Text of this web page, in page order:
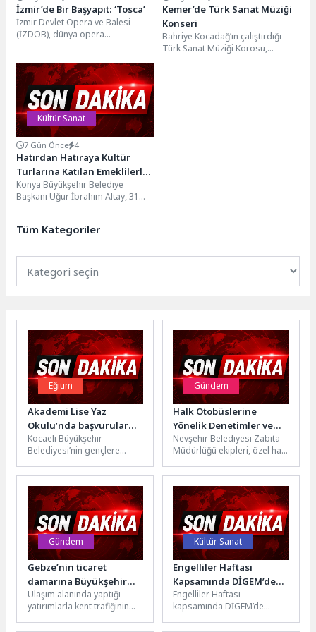
İzmir’de Bir Başyapıt: ‘Tosca’
İzmir Devlet Opera ve Balesi
(İZDOB), dünya opera
Kemer’de Türk Sanat Müziği
Konseri
Bahriye Kocadağ’ın çalıştırdığı
Türk Sanat Müziği Korosu,
Kültür Sanat
7 Gün Önce 4
Hatırdan Hatıraya Kültür
Turlarına Katılan Emeklilerle
Buluşan Başkan Altay: “İyi ki
Konya’da Yaşıyoruz, İyi ki
Konya Büyükşehir Belediye
Başkanı Uğur İbrahim Altay, 31
Tüm Kategoriler
Eğitim
Akademi Lise Yaz
Okulu’nda başvurular
sürüyor
Kocaeli Büyükşehir
Belediyesi’nin gençlere
projelerinden biri olan
Akademi Lise Yaz Okulu...
Gündem
Halk Otobüslerine
Yönelik Denetimler ve
Kontroller Yapılıyor
Nevşehir Belediyesi Zabıta
Müdürlüğü ekipleri, özel halk
denetim ve kontrollerini
sürdürüyor.Zabıta
Müdürlüğü ekipleri...
Gündem
Gebze’nin ticaret
damarına Büyükşehir
dokunuşu
Ulaşım alanında yaptığı
yatırımlarla kent trafiğinin
Kültür Sanat
Engelliler Haftası
Kapsamında DİGEM’de
Ritim Çalışması
Engelliler Haftası
kapsamında DİGEM’de